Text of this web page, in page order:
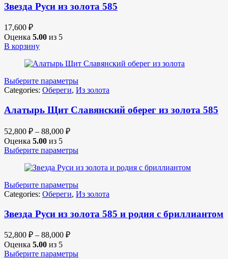
Звезда Руси из золота 585
17,600 ₽
Оценка 5.00 из 5
В корзину
Выберите параметры
Categories: Обереги, Из золота
Алатырь Щит Славянский оберег из золота 585
52,800 ₽ – 88,000 ₽
Оценка 5.00 из 5
Выберите параметры
Выберите параметры
Categories: Обереги, Из золота
Звезда Руси из золота 585 и родия с бриллиантом
52,800 ₽ – 88,000 ₽
Оценка 5.00 из 5
Выберите параметры